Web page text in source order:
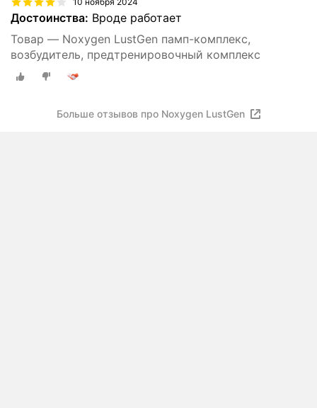
Достоинства: Вроде работает
Товар — Noxygen LustGen памп-комплекс,
возбудитель, предтренировочный комплекс
Больше отзывов про Noxygen LustGen